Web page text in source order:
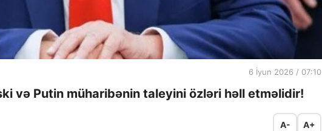
6 İyun 2026 / 07:10
və Putin müharibənin taleyini özləri həll etməlidir!
A- A+